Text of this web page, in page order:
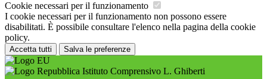
Cookie necessari per il funzionamento
I cookie necessari per il funzionamento non possono essere
disabilitati. È possibile consultare l'elenco nella pagina della cookie
policy.
Accetta tutti Salva le preferenze
Istituto Comprensivo L. Ghiberti